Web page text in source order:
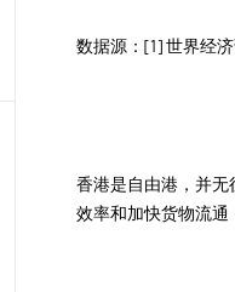
数据源：[1] 世界经
香港是自由港，并
效率和加快货物流通